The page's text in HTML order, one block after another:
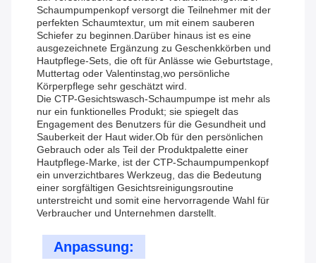
Schaumpumpenkopf versorgt die Teilnehmer mit der
perfekten Schaumtextur, um mit einem sauberen
Schiefer zu beginnen.Darüber hinaus ist es eine
ausgezeichnete Ergänzung zu Geschenkkörben und
Hautpflege-Sets, die oft für Anlässe wie Geburtstage,
Muttertag oder Valentinstag,wo persönliche
Körperpflege sehr geschätzt wird.
Die CTP-Gesichtswasch-Schaumpumpe ist mehr als
nur ein funktionelles Produkt; sie spiegelt das
Engagement des Benutzers für die Gesundheit und
Sauberkeit der Haut wider.Ob für den persönlichen
Gebrauch oder als Teil der Produktpalette einer
Hautpflege-Marke, ist der CTP-Schaumpumpenkopf
ein unverzichtbares Werkzeug, das die Bedeutung
einer sorgfältigen Gesichtsreinigungsroutine
unterstreicht und somit eine hervorragende Wahl für
Verbraucher und Unternehmen darstellt.
Anpassung: